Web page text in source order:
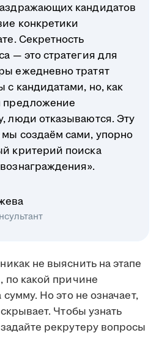
кандидатов
конкретики
Секретность
— это стратегия для
ежедневно тратят
с кандидатами, но, как
предложение
люди отказываются. Эту
создаём сами, упорно
критерий поиска
не выяснить на этапе
по какой причине
Но это не означает,
Чтобы узнать
рекрутеру вопросы